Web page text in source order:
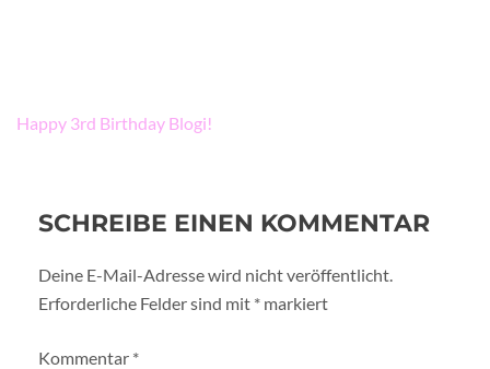
Beitragsnavigation
Happy 3rd Birthday Blogi!
SCHREIBE EINEN KOMMENTAR
Deine E-Mail-Adresse wird nicht veröffentlicht.
Erforderliche Felder sind mit * markiert
Kommentar *